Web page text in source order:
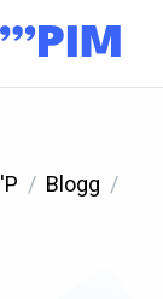
'P Blogg